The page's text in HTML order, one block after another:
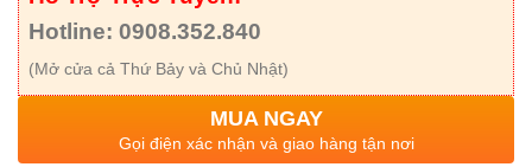
Hotline: 0908.352.840
(Mở cửa cả Thứ Bảy và Chủ Nhật)
MUA NGAY
Gọi điện xác nhận và giao hàng tận nơi